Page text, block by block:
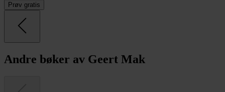
Prøv gratis
Andre bøker av Geert Mak